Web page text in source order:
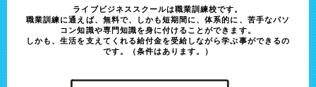
ライブビジネススクールは職業訓練校です。
職業訓練に通えば、無料で、しかも短期間に、体系的に、 苦手なパソ
コン知識や専門知識を身に付けることができます。
しかも、生活を支えてくれる給付金を受給しながら学ぶ事ができるの
です。（条件はあります。）